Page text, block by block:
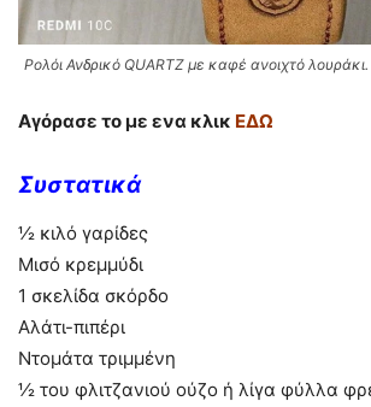
Ρολόι Ανδρικό QUARTZ με καφέ ανοιχτό
Αγόρασε το με ενα κλικ ΕΔΩ
Συστατικά
½ κιλό γαρίδες
Μισό κρεμμύδι
1 σκελίδα σκόρδο
Αλάτι-πιπέρι
Ντομάτα τριμμένη
½ του φλιτζανιού ούζο ή λίγα φύλλα